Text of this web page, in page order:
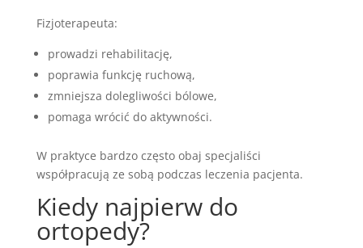
Fizjoterapeuta:
prowadzi rehabilitację,
poprawia funkcję ruchową,
zmniejsza dolegliwości bólowe,
pomaga wrócić do aktywności.
W praktyce bardzo często obaj specjaliści
współpracują ze sobą podczas leczenia pacjenta.
Kiedy najpierw do
ortopedy?